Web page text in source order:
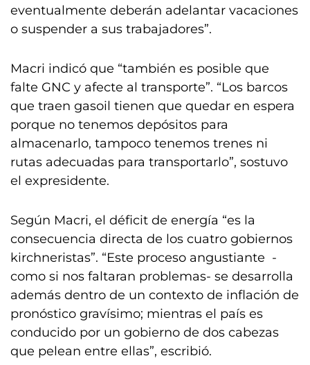
eventualmente deberán adelantar vacaciones
o suspender a sus trabajadores”.
Macri indicó que “también es posible que
falte GNC y afecte al transporte”. “Los barcos
que traen gasoil tienen que quedar en espera
porque no tenemos depósitos para
almacenarlo, tampoco tenemos trenes ni
rutas adecuadas para transportarlo”, sostuvo
el expresidente.
Según Macri, el déficit de energía “es la
consecuencia directa de los cuatro gobiernos
kirchneristas”. “Este proceso angustiante -
como si nos faltaran problemas- se desarrolla
además dentro de un contexto de inflación de
pronóstico gravísimo; mientras el país es
conducido por un gobierno de dos cabezas
que pelean entre ellas”, escribió.